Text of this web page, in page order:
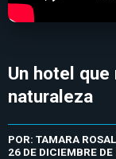
Un hotel
naturaleza
POR: TAMARA
26 DE DICIEMBRE